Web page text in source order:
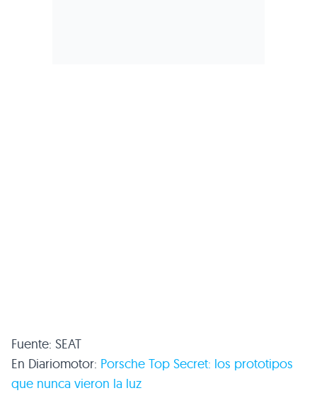
Fuente: SEAT
En Diariomotor: Porsche Top Secret: los prototipos
que nunca vieron la luz